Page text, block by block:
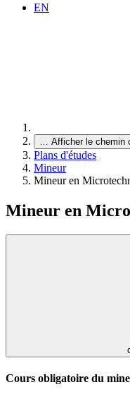
EN
… Afficher le chemin
Plans d'études
Mineur
Mineur en
Mineur en
Cours obligatoire du